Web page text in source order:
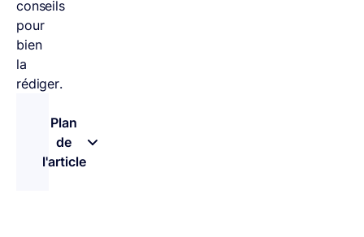
conseils
pour
bien
la
rédiger.
Plan
de
l'article